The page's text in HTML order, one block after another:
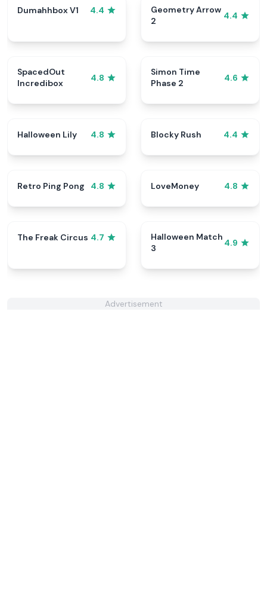
Dumahhbox V1 4.4
Geometry Arrow
2
4.4
SpacedOut
Incredibox
4.8
Simon Time
Phase 2
4.6
Halloween Lily 4.8 Blocky Rush 4.4
Retro Ping Pong 4.8 LoveMoney 4.8
The Freak Circus 4.7
Halloween Match
3
4.9
Advertisement